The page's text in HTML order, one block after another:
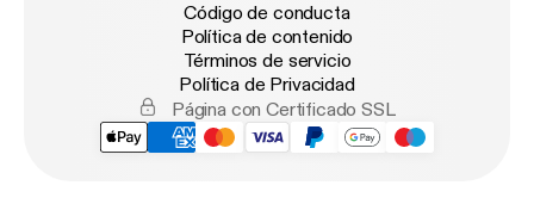
Código de conducta
Política de contenido
Términos de servicio
Política de Privacidad
Página con Certificado SSL